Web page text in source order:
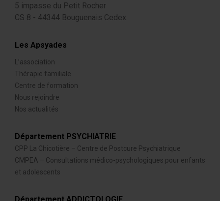
5 impasse du Petit Rocher
CS 8 - 44344 Bouguenais Cedex
Les Apsyades
L’association
Thérapie familiale
Centre de formation
Nous rejoindre
Nos actualités
Département PSYCHIATRIE
CPP La Chicotière – Centre de Postcure Psychiatrique
CMPEA – Consultations médico-psychologiques pour enfants
et adolescents